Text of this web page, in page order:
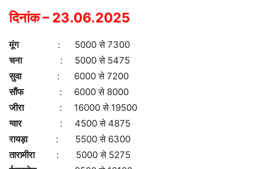
दिनांक – 23.06.2025
मूंग: 5000 से 7300
चना : 5000 से 5475
सुवा : 6000 से 7200
सौंफ
: 6000 से 8000
जीरा : 16000 से 19500
ग्वार
: 4500 से 4875
रायड़ा : 5500 से 6300
तारामीरा: 5000 से 5275